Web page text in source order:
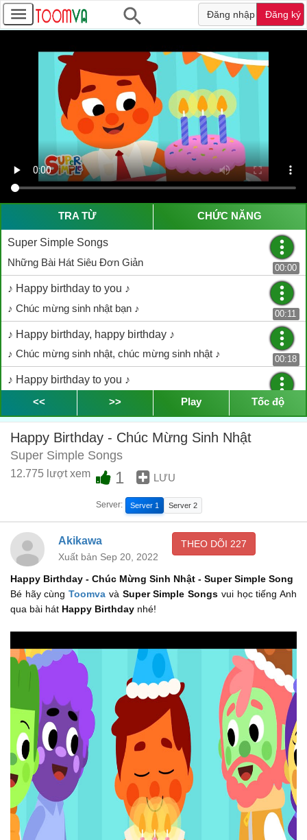
Đăng nhập Đăng ký
TRA TỪ CHỨC NĂNG
Super Simple Songs
Những Bài Hát Siêu Đơn Giản
00:00
♪ Happy birthday to you ♪
♪ Chúc mừng sinh nhật bạn ♪
00:11
♪ Happy birthday, happy birthday ♪
♪ Chúc mừng sinh nhật, chúc mừng sinh nhật ♪
00:18
♪ Happy birthday to you ♪
♪ Chúc mừng sinh nhật bạn ♪
00:21
♪ Happy birthday, happy birthday ♪
♪ Chúc mừng sinh nhật, chúc mừng sinh nhật ♪
♪ Happy birthday to you ♪
♪ Gửi lời chúc mừng sinh nhật ♪
♪ To you ♪
♪ Đến bạn ♪
00:46
♪ Happy birthday to you ♪
00:49
♪ Happy birthday, happy birthday ♪
♪ Chúc mừng sinh nhật, chúc mừng sinh nhật ♪
00:56
♪ Happy birthday to you ♪
♪ Chúc mừng sinh nhật bạn ♪
00:59
♪ Happy birthday, happy birthday ♪
♪ Chúc mừng sinh nhật, chúc mừng sinh nhật ♪
01:14
♪ Happy birthday to you ♪
♪ Chúc mừng sinh nhật bạn ♪
01:18
<< >> Play Tốc độ
Happy Birthday - Chúc Mừng Sinh Nhật
Super Simple Songs
12.775 lượt xem 1 LƯU
Server: Server 1 Server 2
Akikawa
Xuất bản Sep 20, 2022
THEO DÕI 227
Happy Birthday - Chúc Mừng Sinh Nhật - Super Simple Song
Bé hãy cùngToomva và Super Simple Songs vui học tiếng Anh
qua bài hát Happy Birthday nhé!